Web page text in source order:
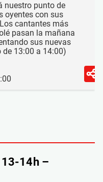
nuestro punto de
oyentes con sus
cantantes más
pasan la mañana
sus nuevas
13:00 a 14:00)
13-14h –